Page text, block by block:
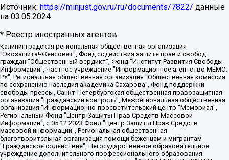
Источник: https://minjust.gov.ru/ru/documents/7822/ данные
на 03.05.2024
* Реестр иностранных агентов:
Калининградская региональная общественная организация "Экозащита!-Женсовет", Фонд содействия защите прав и свобод граждан "Общественный вердикт", Фонд "Институт Развития Свободы Информации", Частное учреждение "Информационное агентство МЕМО. РУ", Региональная общественная организация "Общественная комиссия по сохранению наследия академика Сахарова", Фонд поддержки свободы прессы, Санкт-Петербургская общественная правозащитная организация "Гражданский контроль", Межрегиональная общественная организация "Информационно-просветительский центр "Мемориал", Региональный Фонд "Центр Защиты Прав Средств Массовой Информации", с 05.12.2023 Фонд "Центр Защиты Прав Средств массовой информации", Региональная общественная благотворительная организация помощи беженцам и мигрантам "Гражданское содействие", Негосударственное образовательное учреждение дополнительного профессионального образования (повышение квалификации) специалистов "АКАДЕМИЯ ПО ПРАВАМ ЧЕЛОВЕКА", Свердловская региональная общественная организация "Сутяжник", Автономная некоммерческая организация "Центр независимых социологических исследований", Союз общественных объединений "Российский исследовательский центр по правам человека", Региональное общественное учреждение научно-информационный центр "МЕМОРИАЛ", Некоммерческая организация "Фонд защиты гласности", Автономная некоммерческая организация "Институт прав человека", Городская общественная организация "Екатеринбургское общество "МЕМОРИАЛ", Городская общественная организация "Рязанское историко-просветительское и правозащитное общество "Мемориал" (Рязанский Мемориал), Челябинский региональный орган общественной самодеятельности – женское общественное объединение "Женщины Евразии", Челябинский региональный орган общественной самодеятельности "Уральская правозащитная группа", Фонд содействия защите здоровья и социальной справедливости имени Андрея Рылькова, Автономная Некоммерческая Организация "Аналитический Центр Юрия Левады", Автономная некоммерческая организация социальной поддержки населения "Проект Апрель", Региональная общественная организация помощи женщинам и детям, находящимся в кризисной ситуации "Информационно-методический центр "Анна", Фонд содействия развитию массовых коммуникаций и правовому просвещению "Так-так-Так", Фонд содействия устойчивому развитию "Серебряная тайга", Свердловский региональный общественный фонд социальных проектов "Новое время", "Idel.Реалии", Кавказ.Реалии, Крым.Реалии, Телеканал Настоящее Время, Татаро-башкирская служба Радио Свобода (Azatliq Radiosi), Радио Свободная Европа/Радио Свобода (PCE/PC), "Сибирь.Реалии", "Фактограф", Благотворительный фонд помощи осужденным и их семьям, Автономная некоммерческая организация "Институт глобализации и социальных движений", Фонд "В защиту прав заключенных", Частное учреждение "Центр поддержки и содействия развитию средств массовой информации", Пензенский региональный общественный благотворительный фонд "Гражданский союз", "Север.Реалии", Некоммерческая организация Фонд "Правовая инициатива", Общество с ограниченной ответственностью "Радио Свободная Европа/Радио Свобода", Чешское информационное агентство "MEDIUM-ORIENT", Красноярская региональная общественная организация "Мы против СПИДа", Камалягин Денис Николаевич, Маркелов Сергей Евгеньевич, Пономарев Лев Александрович, Савицкая Людмила Алексеевна, Автономная некоммерческая организация "Центр по работе с проблемой насилия "НАСИЛИЮ.НЕТ", Межрегиональный профессиональный союз работников здравоохранения "Альянс врачей", Юридическое лицо, зарегистрированное в Латвийской Республике, SIA "Medusa Project" (регистрационный номер 40103797863, дата регистрации 10.06.2014), Некоммерческая организация "Фонд по борьбе с коррупцией", Автономная некоммерческая организация "Институт права и публичной политики", Баданин Роман Сергеевич, Гликин Максим Александрович, Железнова Мария Михайловна, Лукьянова Юлия Сергеевна, Маетная Елизавета Витальевна, Маняхин Петр Борисович, Чуракова Ольга Владимировна, Ярош Юлия Петровна, Юридическое лицо "The Insider SIA", зарегистрированное в Риге, Латвийская Республика (дата регистрации 26.06.2015), являющееся администратором доменного имени интернет-издания "The Insider SIA", https://theins.ru, Постернак Алексей Евгеньевич, Рубин Михаил Аркадьевич, Анин Роман Александрович, Юридическое лицо Istories fonds, зарегистрированное в Латвийской Республике (регистрационный номер 50008295751, дата регистрации 24.02.2020), Великовский Дмитрий Александрович, Долинина Ирина Николаевна, Мароховская Алеся Алексеевна, Шлейнов Роман Юрьевич, Шмагун Олеся Валентиновна, Общество с ограниченной ответственностью "Альтаир 2021", Общество с ограниченной ответственностью "Вега 2021", Общество с ограниченной ответственностью "Главный редактор 2021", Общество с ограниченной ответственностью "Ромашки монолит", Важенков Артем Валерьевич, Ивановская областная общественная организация "Центр гендерных исследований", Гурман Юрий Альбертович, Медиапроект "ОВД-Инфо", Егоров Владимир Владимирович, Жилинский Владимир Александрович, Общество с ограниченной ответственностью "ЗП", Иванова София Юрьевна, Карезина Инна Павловна, Кильтау Екатерина Викторовна, Петров Алексей Викторович, Пискунов Сергей Евгеньевич, Смирнов Сергей Сергеевич, Тихонов Михаил Сергеевич, Общество с ограниченной ответственностью "ЖУРНАЛИСТ-ИНОСТРАННЫЙ АГЕНТ", Арапова Галина Юрьевна, Вольтская Татьяна Анатольевна, Американская компания "Mason G.E.S. Anonymous Foundation" (США), являющаяся владельцем интернет-издания https://mnews.world/, Компания "Stichting Bellingcat", зарегистрированная в Нидерландах (дата регистрации 11.07.2018), Захаров Андрей Вячеславович, Клепиковская Екатерина Дмитриевна, Общество с ограниченной ответственностью "МЕМО", Перл Роман Александрович, Симонов Евгений Алексеевич, Соловьева Елена Анатольевна, Сотников Даниил Владимирович, Сурначева Елизавета Дмитриевна, Автономная некоммерческая организация по защите прав человека и информированию населения "Якутия – Наше Мнение", Общество с ограниченной ответственностью "Москоу диджитал медиа", с 26.01.2023 Общество с ограниченной ответственностью "Чайка Белые сады", Ветошкина Валерия Валерьевна, Заговора Максим Александрович, Межрегиональное общественное движение "Российская ЛГБТ - сеть", Оленичев Максим Владимирович, Павлов Иван Юрьевич, Скворцова Елена Сергеевна, Общество с ограниченной ответственностью "Как бы инагент", Кочетков Игорь Викторович, Общество с ограниченной ответственностью "Честные выборы", Еланчик Олег Александрович, Общество с ограниченной ответственностью "Нобелевский призыв", Гималова Регина Эмилевна, Григорьев Андрей Валерьевич, Григорьева Алина Александровна, Ассоциация по содействию защите прав призывников, альтернативнослужащих и военнослужащих "Правозащитная группа "Гражданин.Армия.Право", Хисамова Регина Фаритовна, Автономная некоммерческая организация по реализации социально-правовых программ "Лилит", Дальневосточное общественное движение "Маяк", Санкт-Петербургская ЛГБТ-инициативная группа "Выход", Инициативная группа ЛГБТ+ "Реверс", Алексеев Андрей Викторович, Бекбулатова Таисия Львовна, Беляев Иван Михайлович, Владыкина Елена Сергеевна, Гельман Марат Александрович, Никульшина Вероника Юрьевна, Толоконникова Надежда Андреевна, Шендерович Виктор Анатольевич, Общество с ограниченной ответственностью "Данное сообщение", Общество с ограниченной ответственностью Издательский дом "Новая глава", Айнбиндер Александра Александровна, Московский комьюнити-центр для ЛГБТ+инициатив, Благотворительный фонд развития филантропии, Deutsche Welle (Германия, Kurt-Schumacher-Strasse 3, 53113 Bonn), Борзунова Мария Михайловна, Воробьев Виктор Викторович, Голубева Анна Львовна, Константинова Алла Михайловна, Малкова Ирина Владимировна, Мурадов Мурад Абдулгалимович, Осетинская Елизавета Николаевна, Понасенков Евгений Николаевич, Ганапольский Матвей Юрьевич, Киселев Евгений Алексеевич, Борухович Ирина Григорьевна, Дремин Иван Тимофеевич, Дубровский Дмитрий Викторович, Красноярская региональная общественная организация поддержки и развития альтернативных образовательных технологий и межкультурных коммуникаций "ИНТЕРРА", Маяковская Екатерина Алексеевна, Фейгин Марк Захарович, Филимонов Андрей Викторович, Дзугкоева Регина Николаевна, Доброхотов Роман Александрович, Дудь Юрий Александрович, Елкин Сергей Владимирович, Кругликов Кирилл Игоревич, Сабунаева Мария Леонидовна, Семенов Алексей Владимирович, Шаинян Карен Багратович, Шульман Екатерина Михайловна, Асафьев Артур Валерьевич, Вахштайн Виктор Семенович, Венедиктов Алексей Алексеевич, Лушникова Екатерина Евгеньевна, Волков Леонид Михайлович, Невзоров Александр Глебович, Пархоменко Сергей Борисович, Сироткин Ярослав Николаевич, Кара-Мурза Владимир Владимирович, Баранова Наталья Владимировна, Гозман Леонид Яковлевич, Кагарлицкий Борис Юльевич, Климарев Михаил Валерьевич, Милов Владимир Станиславович, Автономная некоммерческая организация Краснодарский центр современного искусства "Типография", Моргенштерн Алишер Тагирович, Соболь Любовь Эдуардовна, Общество с ограниченной ответственностью "ЛИЗА НОРМ", Каспаров Гарри Кимович, Ходорковский Михаил Борисович, Общество с ограниченной ответственностью "Апрельские тезисы", Данилович Ирина Брониславовна, Кашин Олег Владимирович, Петров Николай Владимирович, Пивоваров Алексей Владимирович, Соколов Михаил Владимирович, Цветкова Юлия Владимировна, Чичваркин Евгений Александрович, Комитет против пыток/Команда против пыток, Общество с ограниченной ответственностью "Первый научный", Общество с ограниченной ответственностью "Вертолет и ко", Белоцерковская Вероника Борисовна, Кац Максим Евгеньевич, Лазарева Татьяна Юрьевна, Шаведдинов Руслан Табризович, Яшин Илья Валерьевич, Общество с ограниченной ответственностью "Иноагент ААВ", Алешковский Дмитрий Петрович, Альбац Евгения Марковна, Быков Дмитрий Львович, Галямина Юлия Евгеньевна, Лойко Сергей Леонидович, Мартынов Кирилл Константинович, Медведев Сергей Александрович, Крашенинников Федор Геннадиевич, Гордеева Катерина Вл